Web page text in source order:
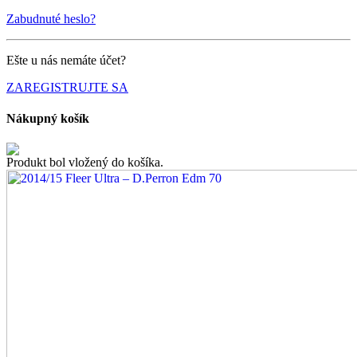
Zabudnuté heslo?
Ešte u nás nemáte účet?
ZAREGISTRUJTE SA
Nákupný košík
Produkt bol vložený do košíka.